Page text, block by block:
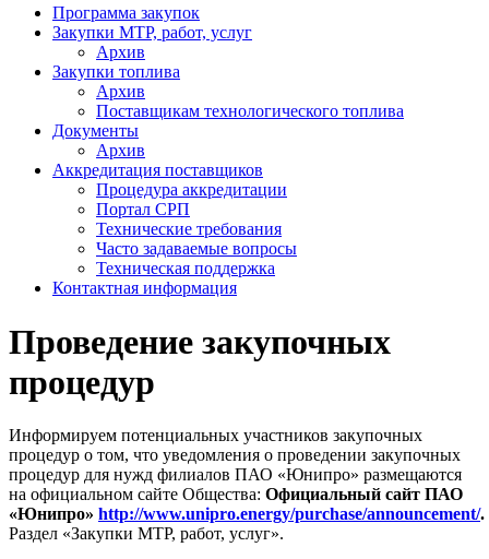
Программа закупок
Закупки МТР, работ, услуг
Архив
Закупки топлива
Архив
Поставщикам технологического топлива
Документы
Архив
Аккредитация поставщиков
Процедура аккредитации
Портал СРП
Технические требования
Часто задаваемые вопросы
Техническая поддержка
Контактная информация
Проведение закупочных
процедур
Информируем потенциальных участников закупочных
процедур о том, что уведомления о проведении закупочных
процедур для нужд филиалов ПАО «Юнипро» размещаются
на официальном сайте Общества: Официальный сайт ПАО
«Юнипро» http://www.unipro.energy/purchase/announcement/.
Раздел «Закупки МТР, работ, услуг».